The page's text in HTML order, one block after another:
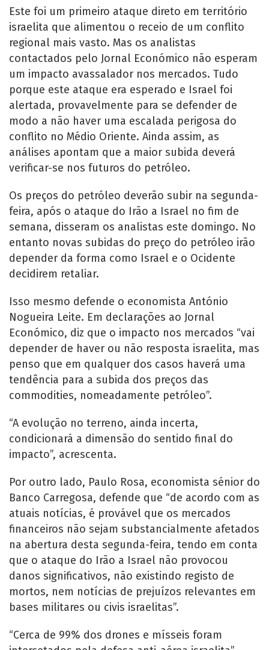
Este foi um primeiro ataque direto em território
israelita que alimentou o receio de um conflito
regional mais vasto. Mas os analistas
contactados pelo Jornal Económico não esperam
um impacto avassalador nos mercados. Tudo
porque este ataque era esperado e Israel foi
alertada, provavelmente para se defender de
modo a não haver uma escalada perigosa do
conflito no Médio Oriente. Ainda assim, as
análises apontam que a maior subida deverá
verificar-se nos futuros do petróleo.
Os preços do petróleo deverão subir na segunda-
feira, após o ataque do Irão a Israel no fim de
semana, disseram os analistas este domingo. No
entanto novas subidas do preço do petróleo irão
depender da forma como Israel e o Ocidente
decidirem retaliar.
Isso mesmo defende o economista António
Nogueira Leite. Em declarações ao Jornal
Económico, diz que o impacto nos mercados “vai
depender de haver ou não resposta israelita, mas
penso que em qualquer dos casos haverá uma
tendência para a subida dos preços das
commodities, nomeadamente petróleo”.
“A evolução no terreno, ainda incerta,
condicionará a dimensão do sentido final do
impacto”, acrescenta.
Por outro lado, Paulo Rosa, economista sénior do
Banco Carregosa, defende que “de acordo com as
atuais notícias, é provável que os mercados
financeiros não sejam substancialmente afetados
na abertura desta segunda-feira, tendo em conta
que o ataque do Irão a Israel não provocou
danos significativos, não existindo registo de
mortos, nem notícias de prejuízos relevantes em
bases militares ou civis israelitas”.
“Cerca de 99% dos drones e mísseis foram